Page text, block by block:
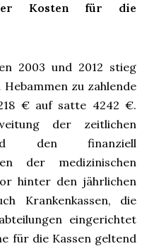
Kosten für die
2003 und 2012 stieg
Hebammen zu zahlende
€ auf satte 4242 €.
der zeitlichen
den finanziell
der medizinischen
hinter den jährlichen
Krankenkassen, die
eingerichtet
für die Kassen geltend